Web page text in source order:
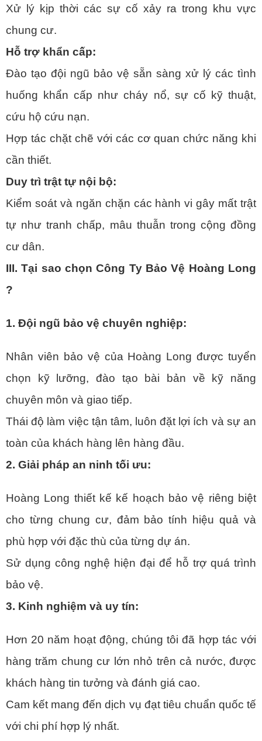
Xử lý kịp thời các sự cố xảy ra trong khu vực
chung cư.
Hỗ trợ khẩn cấp:
Đào tạo đội ngũ bảo vệ sẵn sàng xử lý các tình
huống khẩn cấp như cháy nổ, sự cố kỹ thuật,
cứu hộ cứu nạn.
Hợp tác chặt chẽ với các cơ quan chức năng khi
cần thiết.
Duy trì trật tự nội bộ:
Kiểm soát và ngăn chặn các hành vi gây mất trật
tự như tranh chấp, mâu thuẫn trong cộng đồng
cư dân.
III. Tại sao chọn Công Ty Bảo Vệ Hoàng Long
?
1. Đội ngũ bảo vệ chuyên nghiệp:
Nhân viên bảo vệ của Hoàng Long được tuyển
chọn kỹ lưỡng, đào tạo bài bản về kỹ năng
chuyên môn và giao tiếp.
Thái độ làm việc tận tâm, luôn đặt lợi ích và sự an
toàn của khách hàng lên hàng đầu.
2. Giải pháp an ninh tối ưu:
Hoàng Long thiết kế kế hoạch bảo vệ riêng biệt
cho từng chung cư, đảm bảo tính hiệu quả và
phù hợp với đặc thù của từng dự án.
Sử dụng công nghệ hiện đại để hỗ trợ quá trình
bảo vệ.
3. Kinh nghiệm và uy tín:
Hơn 20 năm hoạt động, chúng tôi đã hợp tác với
hàng trăm chung cư lớn nhỏ trên cả nước, được
khách hàng tin tưởng và đánh giá cao.
Cam kết mang đến dịch vụ đạt tiêu chuẩn quốc tế
với chi phí hợp lý nhất.